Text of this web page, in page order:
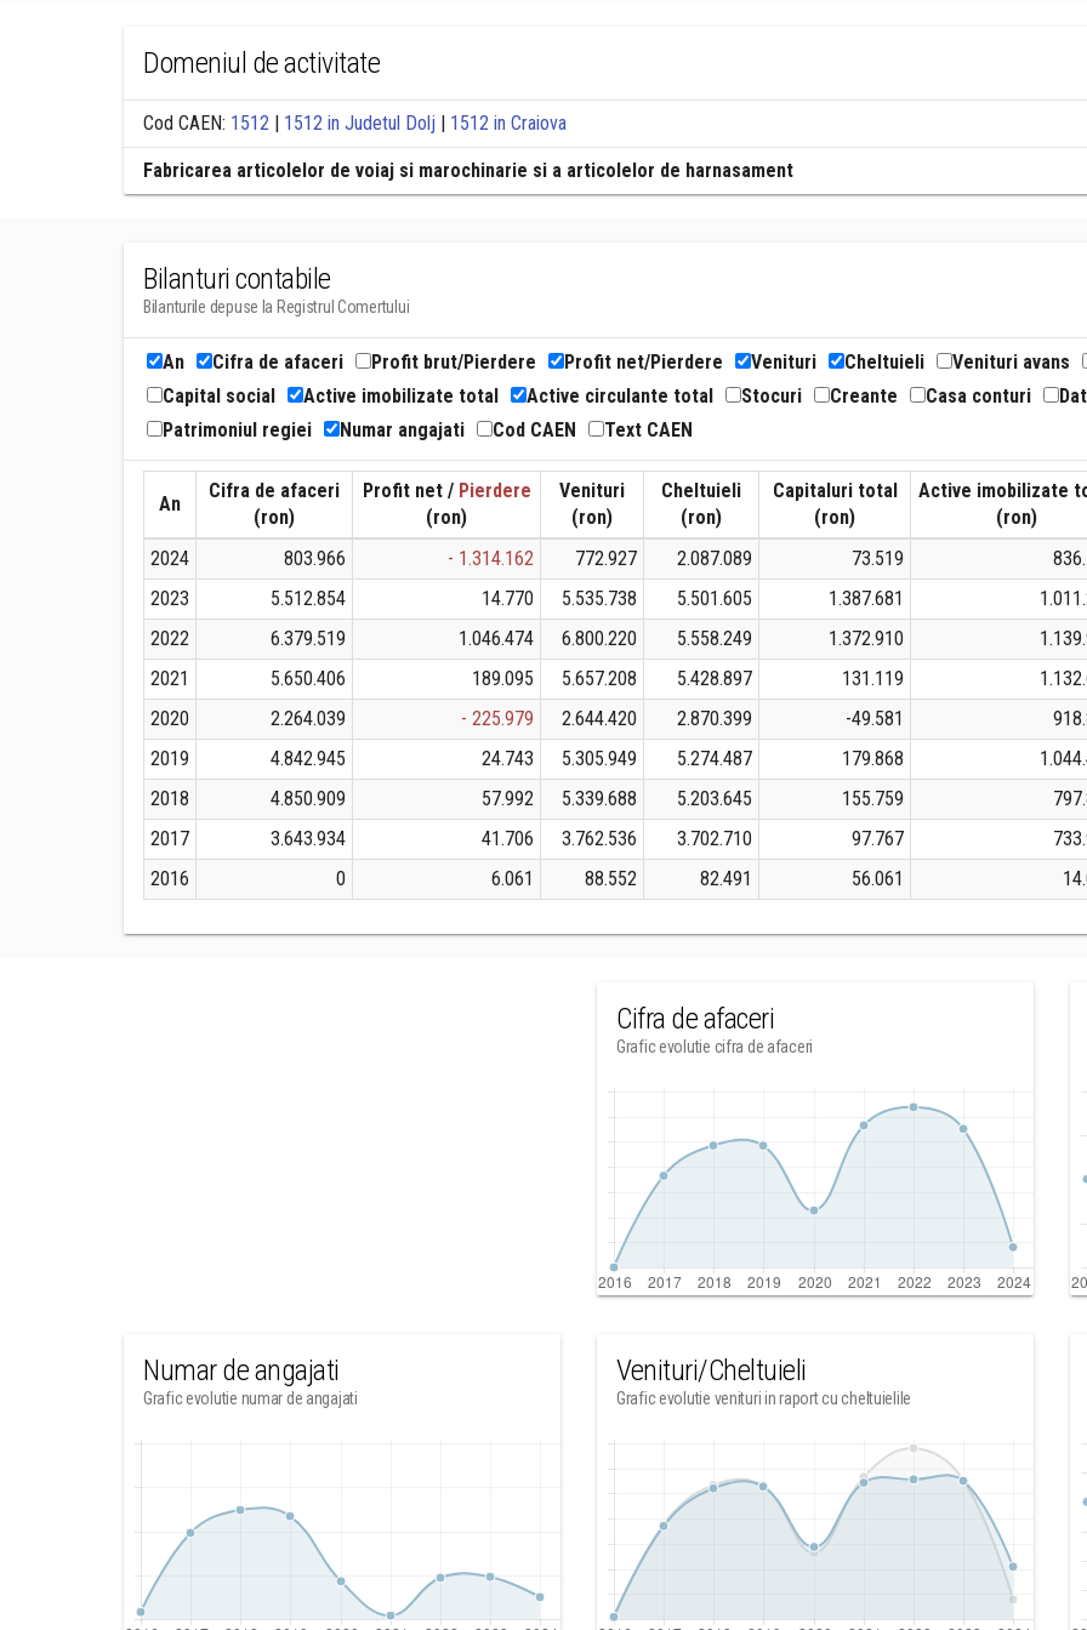
Domeniul de activitate
Cod CAEN: 1512 | 1512 in Judetul Dolj | 1512 in Craiova
Fabricarea articolelor de voiaj si marochinarie si a articolelor de harnasament
Bilanturi contabile
Bilanturile depuse la Registrul Comertului
An Cifra de afaceri Profit brut/Pierdere Profit net/Pierdere Venituri Cheltuieli
Venituri avans
Capital social
Active imobilizate total Active circulante total Stocuri Creante Casa conturi
Patrimoniul regiei
Numar angajati Cod CAEN Text CAEN
An
Cifra de afaceri
(ron)
Profit net / Pierdere
(ron)
Venituri
(ron)
Cheltuieli
(ron)
Capitaluri total
(ron)
Active imobilizate
(ron)
2024
803.966 - 1.314.162 772.927 2.087.089 73.519
2023
5.512.854 14.770 5.535.738 5.501.605 1.387.681
2022
6.379.519 1.046.474 6.800.220 5.558.249 1.372.910
2021
5.650.406 189.095 5.657.208 5.428.897 131.119
2020
2.264.039 - 225.979 2.644.420 2.870.399 -49.581
2019
4.842.945 24.743 5.305.949 5.274.487 179.868
2018
4.850.909 57.992 5.339.688 5.203.645 155.759
2017
3.643.934 41.706 3.762.536 3.702.710 97.767
2016
0 6.061 88.552 82.491 56.061
Cifra de afaceri
Grafic evolutie cifra de afaceri
Numar de angajati
Grafic evolutie numar de angajati
Venituri/Cheltuieli
Grafic evolutie venituri in raport cu cheltuielile